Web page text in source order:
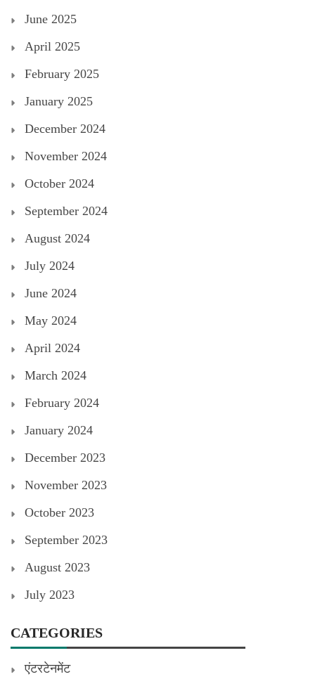
June 2025
April 2025
February 2025
January 2025
December 2024
November 2024
October 2024
September 2024
August 2024
July 2024
June 2024
May 2024
April 2024
March 2024
February 2024
January 2024
December 2023
November 2023
October 2023
September 2023
August 2023
July 2023
CATEGORIES
एंटरटेनमेंट